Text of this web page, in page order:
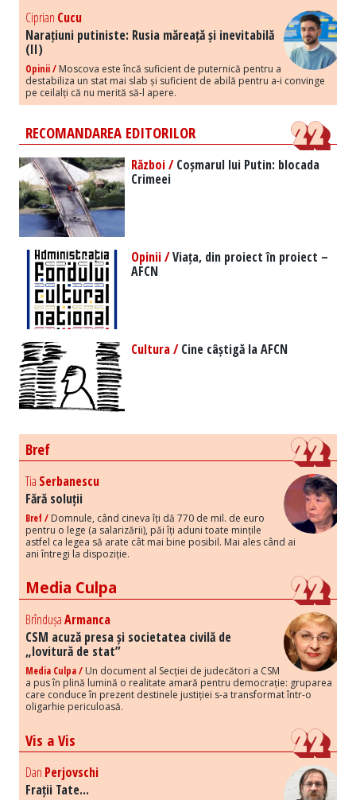
Ciprian Cucu
Narațiuni putiniste: Rusia măreață și inevitabilă
(II)
Opinii / Moscova este încă suficient de puternică pentru a
destabiliza un stat mai slab și suficient de abilă pentru a-i convinge
pe ceilalți că nu merită să-l apere.
RECOMANDAREA EDITORILOR
Război /Coșmarul lui Putin: blocada
Crimeei
Opinii /Viața, din proiect în proiect –
AFCN
Cultura /Cine câștigă la AFCN
Bref
Tia Serbanescu
Fără soluții
Bref / Domnule, când cineva îți dă 770 de mil. de euro
pentru o lege (a salarizării), păi îți aduni toate mințile
astfel ca legea să arate cât mai bine posibil. Mai ales când ai
ani întregi la dispoziție.
Media Culpa
BrîndușaArmanca
CSM acuză presa și societatea civilă de
„lovitură de stat”
Media Culpa / Un document al Secției de judecători a CSM
a pus în plină lumină o realitate amară pentru democrație: gruparea
care conduce în prezent destinele justiției s-a transformat într-o
oligarhie periculoasă.
Vis a Vis
Dan Perjovschi
Frații Tate...